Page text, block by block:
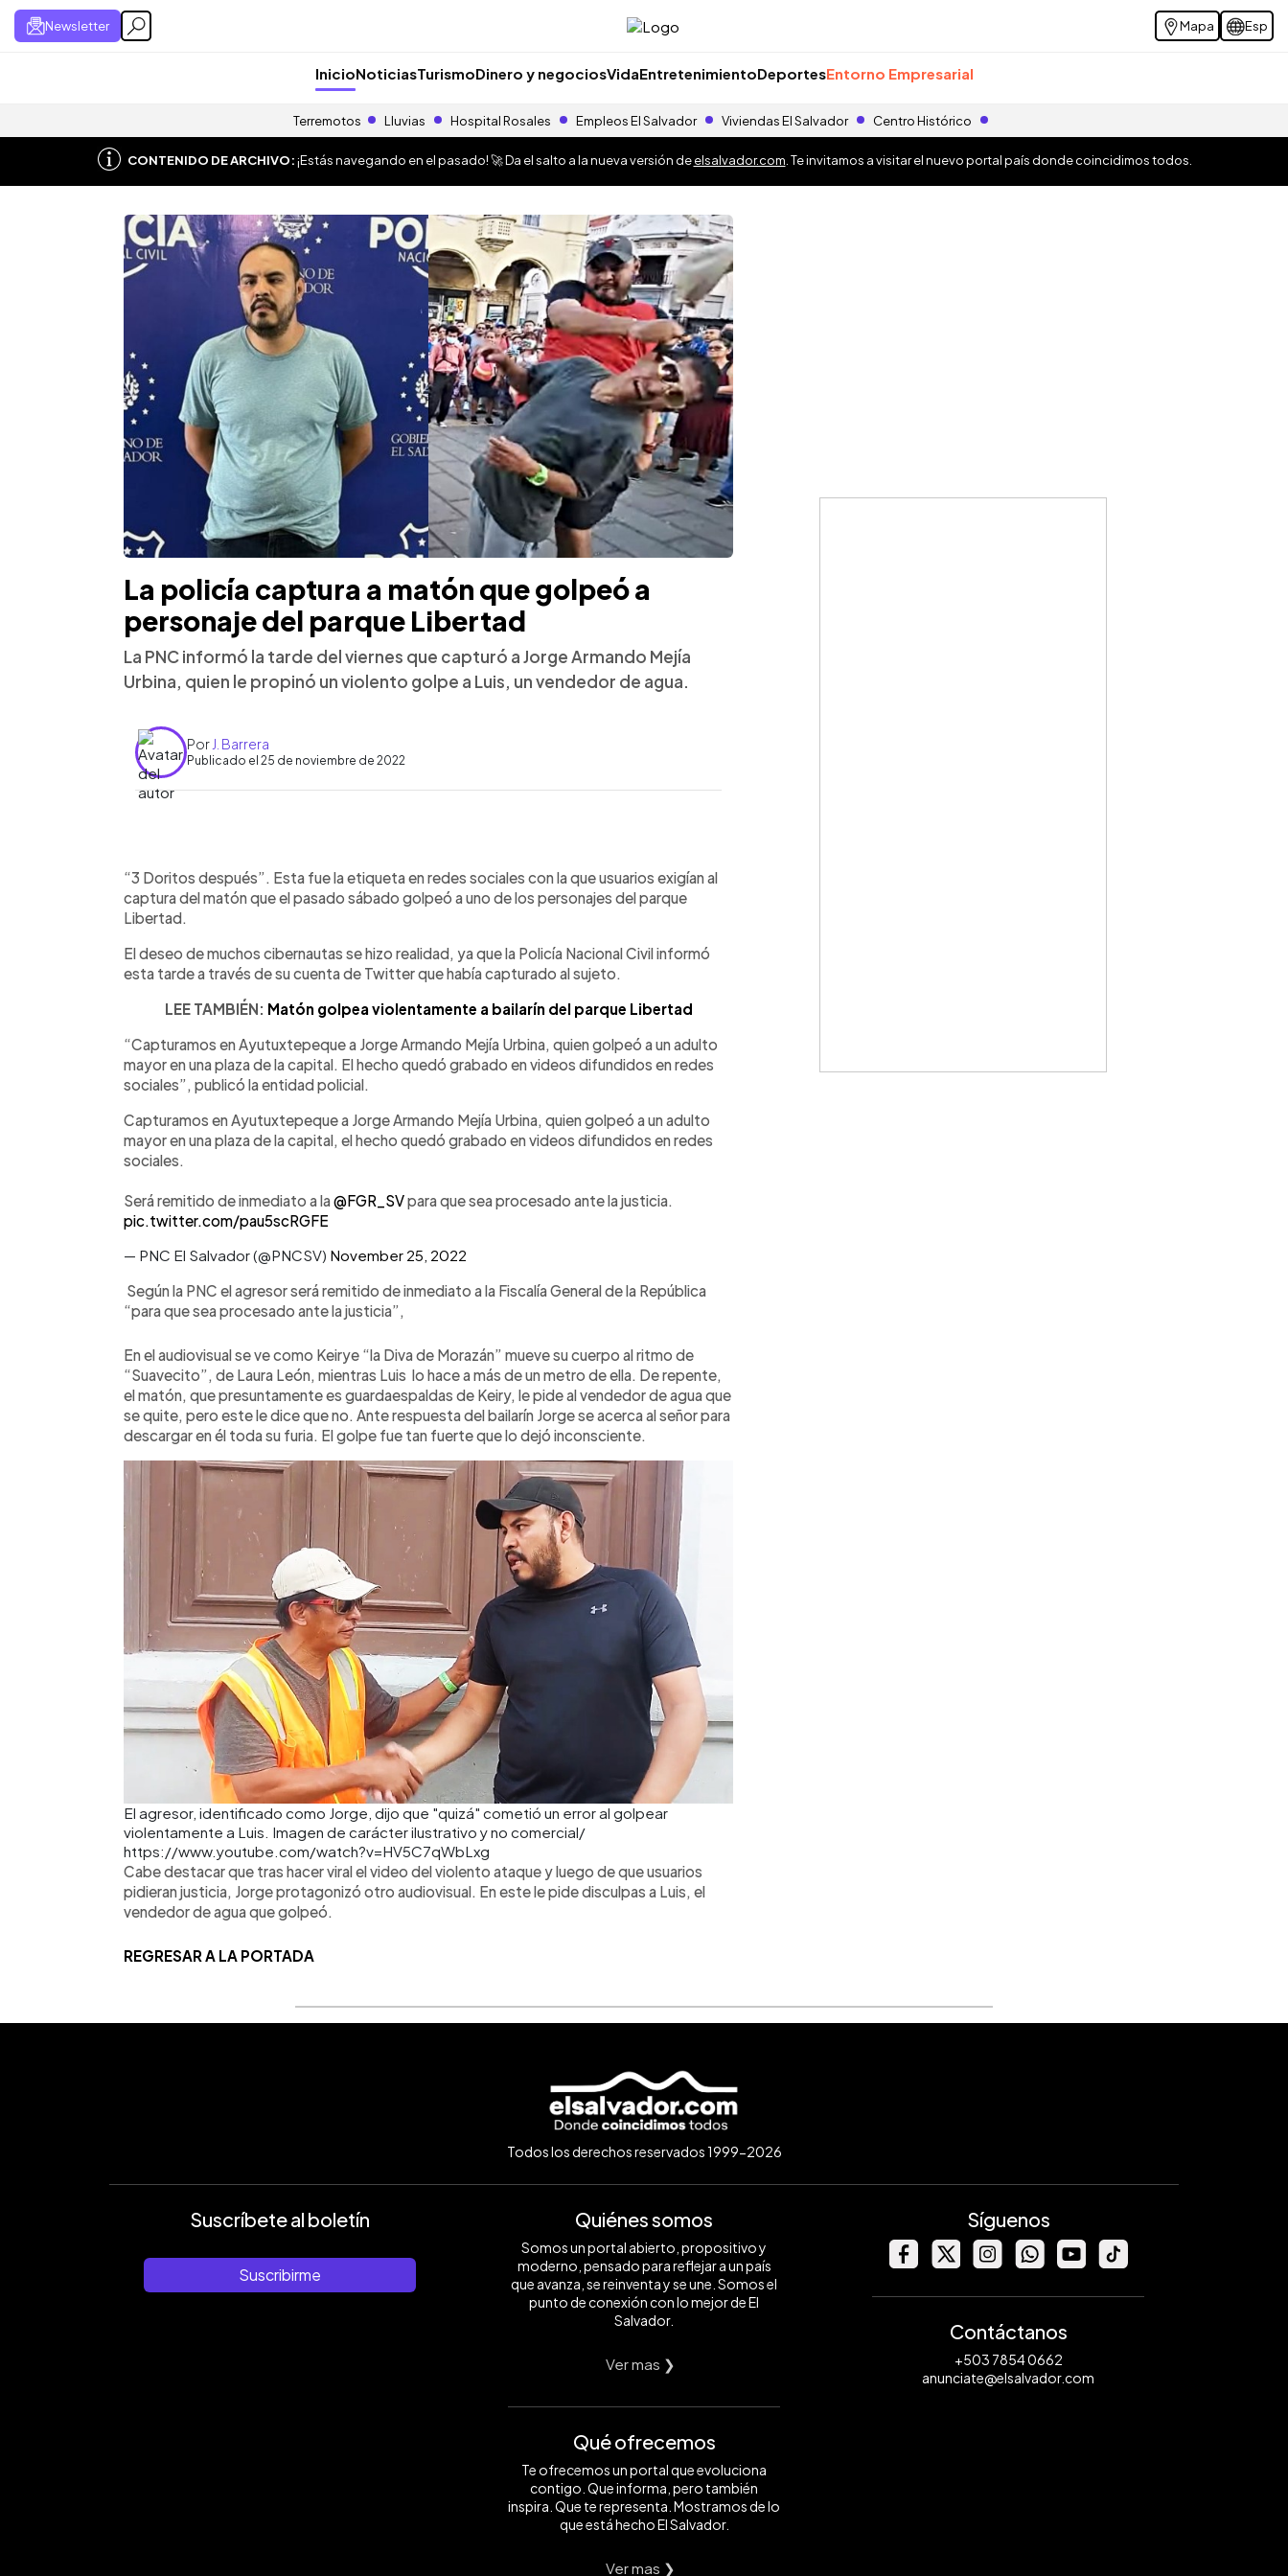
Newsletter Mapa Esp
InicioNoticiasTurismoDinero y negociosVidaEntretenimientoDeportesEntorno Empresarial
Terremotos Lluvias Hospital Rosales Empleos El Salvador Viviendas El Salvador Centro Histórico
CONTENIDO DE ARCHIVO:¡Estás navegando en el pasado! 🚀 Da el salto a la nueva versión deelsalvador.com . Te invitamos a visitar el nuevo portal país donde coincidimos todos.
La policía captura a matón que golpeó a
personaje del parque Libertad
La PNC informó la tarde del viernes que capturó a Jorge Armando Mejía
Urbina, quien le propinó un violento golpe a Luis, un vendedor de agua.
Por J. Barrera
Publicado el 25 de noviembre de 2022
Escuchar artículo
“3 Doritos después”. Esta fue la etiqueta en redes sociales con la que usuarios exigían al
captura del matón que el pasado sábado golpeó a uno de los personajes del parque
Libertad.
El deseo de muchos cibernautas se hizo realidad, ya que la Policía Nacional Civil informó
esta tarde a través de su cuenta de Twitter que había capturado al sujeto.
LEE TAMBIÉN: Matón golpea violentamente a bailarín del parque Libertad
“Capturamos en Ayutuxtepeque a Jorge Armando Mejía Urbina, quien golpeó a un adulto
mayor en una plaza de la capital. El hecho quedó grabado en videos difundidos en redes
sociales”, publicó la entidad policial.
Capturamos en Ayutuxtepeque a Jorge Armando Mejía Urbina, quien golpeó a un adulto
mayor en una plaza de la capital, el hecho quedó grabado en videos difundidos en redes
sociales.
Será remitido de inmediato a la@FGR_SVpara que sea procesado ante la justicia.
pic.twitter.com/pau5scRGFE
— PNC El Salvador (@PNCSV) November 25, 2022
Según la PNC el agresor será remitido de inmediato a la Fiscalía General de la República
“para que sea procesado ante la justicia”,
En el audiovisual se ve como Keirye “la Diva de Morazán” mueve su cuerpo al ritmo de
“Suavecito”, de Laura León, mientras Luis lo hace a más de un metro de ella. De repente,
el matón, que presuntamente es guardaespaldas de Keiry, le pide al vendedor de agua que
se quite, pero este le dice que no. Ante respuesta del bailarín Jorge se acerca al señor para
descargar en él toda su furia. El golpe fue tan fuerte que lo dejó inconsciente.
El agresor, identificado como Jorge, dijo que "quizá" cometió un error al golpear
violentamente a Luis. Imagen de carácter ilustrativo y no comercial/
https://www.youtube.com/watch?v=HV5C7qWbLxg
Cabe destacar que tras hacer viral el video del violento ataque y luego de que usuarios
pidieran justicia, Jorge protagonizó otro audiovisual. En este le pide disculpas a Luis, el
vendedor de agua que golpeó.
REGRESAR A LA PORTADA
Todos los derechos reservados 1999-2026
Suscríbete al boletín
Suscribirme
Quiénes somos
Somos un portal abierto, propositivo y
moderno, pensado para reflejar a un país
que avanza, se reinventa y se une. Somos el
punto de conexión con lo mejor de El
Salvador.
Ver mas ❯
Qué ofrecemos
Te ofrecemos un portal que evoluciona
contigo. Que informa, pero también
inspira. Que te representa. Mostramos de lo
que está hecho El Salvador.
Ver mas ❯
Síguenos
Contáctanos
+503 7854 0662
anunciate@elsalvador.com